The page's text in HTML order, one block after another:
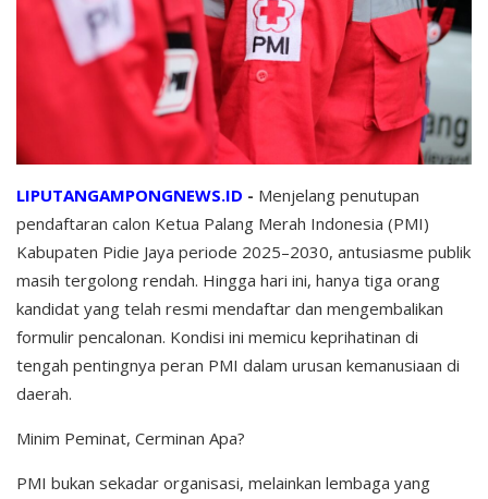
LIPUTANGAMPONGNEWS.ID - Menjelang penutupan
pendaftaran calon Ketua Palang Merah Indonesia (PMI)
Kabupaten Pidie Jaya periode 2025–2030, antusiasme publik
masih tergolong rendah. Hingga hari ini, hanya tiga orang
kandidat yang telah resmi mendaftar dan mengembalikan
formulir pencalonan. Kondisi ini memicu keprihatinan di
tengah pentingnya peran PMI dalam urusan kemanusiaan di
daerah.
Minim Peminat, Cerminan Apa?
PMI bukan sekadar organisasi, melainkan lembaga yang